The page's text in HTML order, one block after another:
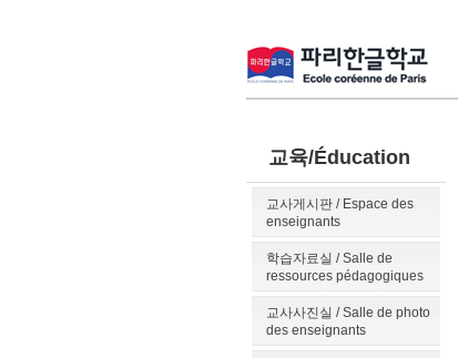
교육/Éducation
교사게시판 / Espace des
enseignants
학습자료실 / Salle de
ressources pédagogiques
교사사진실 / Salle de photo
des enseignants